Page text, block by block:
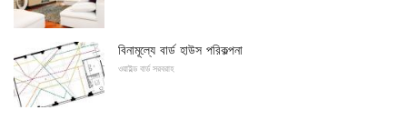
বিনামূল্যে বার্ড হাউস পরিকল্পনা
ওয়াইল্ড বার্ড সরবরাহ